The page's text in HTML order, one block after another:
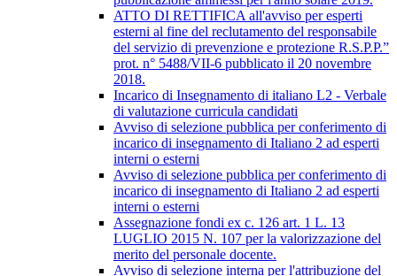
ATTO DI RETTIFICA all'avviso per esperti
esterni al fine del reclutamento del responsabile
del servizio di prevenzione e protezione R.S.P.P.”
prot. n° 5488/VII-6 pubblicato il 20 novembre
2018.
Incarico di Insegnamento di italiano L2 - Verbale
di valutazione curricula candidati
Avviso di selezione pubblica per conferimento di
incarico di insegnamento di Italiano 2 ad esperti
interni o esterni
Avviso di selezione pubblica per conferimento di
incarico di insegnamento di Italiano 2 ad esperti
interni o esterni
Assegnazione fondi ex c. 126 art. 1 L. 13
LUGLIO 2015 N. 107 per la valorizzazione del
merito del personale docente.
Avviso di selezione interna per l'attribuzione del